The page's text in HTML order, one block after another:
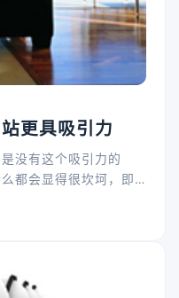
更具吸引力
没有这个吸引力的
都会显得很坎坷，即